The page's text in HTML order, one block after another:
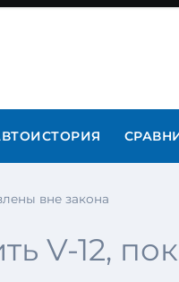
вне закона
V-12,